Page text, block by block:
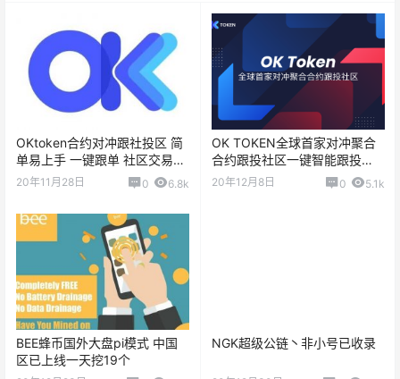
OKtoken合‮冲对约‬跟‮投社‬区 简
单易上手 一‬键跟单 社区交易员
每天开仓一键绑定API自动跟单
20年11月28日 0 6.8k
OK TOKEN全球‮家首‬对冲聚合
合约跟投社区一键智能跟投
20年12月8日 0 5.1k
BEE蜂币国外大盘pi模式 中国
区已上线一天挖19个
NGK超级公链丶非小号已收录